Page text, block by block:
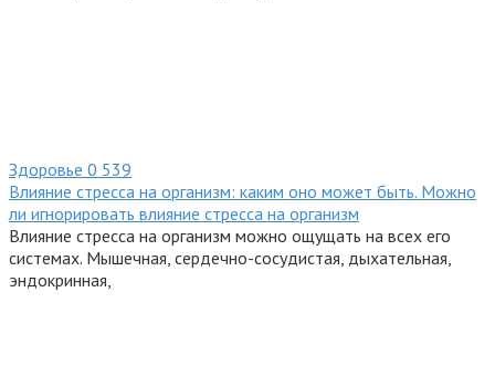
Здоровье 0 539
Влияние стресса на организм: каким оно может быть. Можно
ли игнорировать влияние стресса на организм
Влияние стресса на организм можно ощущать на всех его
системах. Мышечная, сердечно-сосудистая, дыхательная,
эндокринная,